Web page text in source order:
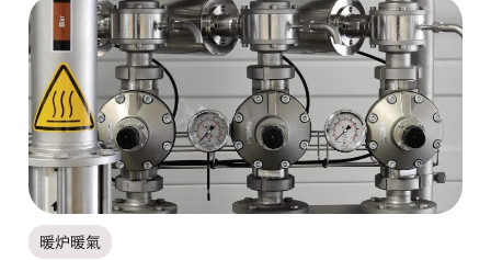
暖炉暖氣